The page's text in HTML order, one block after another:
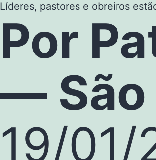
Líderes, pastores e obreiros
Por
— São
19/01/